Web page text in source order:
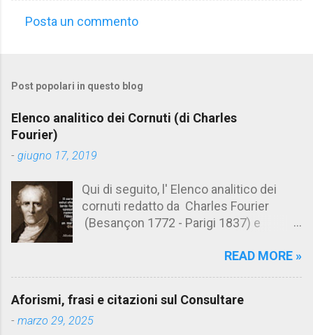
m
e
n
t
Posta un commento
Post popolari in questo blog
Elenco analitico dei Cornuti (di Charles
Fourier)
- giugno 17, 2019
Qui di seguito, l' Elenco analitico dei
cornuti redatto da Charles Fourier
(Besançon 1772 - Parigi 1837) e
Aforismario trovi anche una raccolta di
cornuto pretenzioso: colui che ritiene
sua moglie tanto fortunata, per averlo
READ MORE »
Aforismi, frasi e citazioni sul Consultare
- marzo 29, 2025